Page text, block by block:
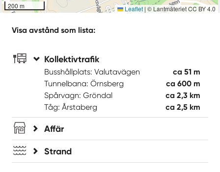
200 m Leaflet | © Lantmäteriet CC BY 4.0
Visa avstånd som lista:
Kollektivtrafik
Busshållplats: Valutavägen
ca 51 m
Tunnelbana: Örnsberg
ca 600 m
Spårvagn: Gröndal
ca 2,3 km
Tåg: Årstaberg
ca 2,5 km
Affär
Strand